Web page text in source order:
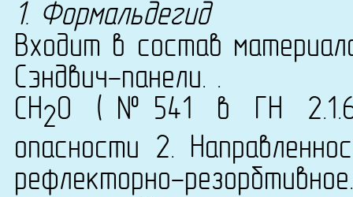
1. Формальдегид
Входит в состав
Сэндвич-панели. .
CH2O (№541 в ГН
опасности 2.
рефлекторно-